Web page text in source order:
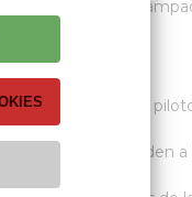
VW T6 con
+ ventana
se corresponden